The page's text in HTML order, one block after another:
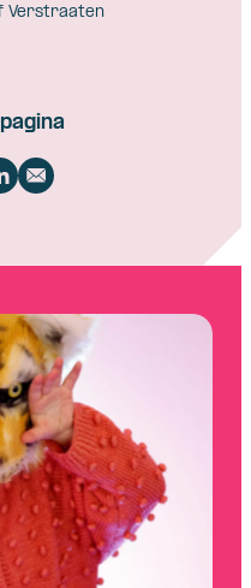
Verstraaten